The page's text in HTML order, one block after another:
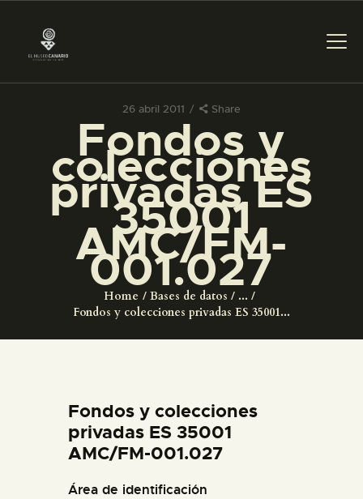
26 abril 2011 Share
Fondos y
colecciones
privadas ES
35001
AMC/FM-
001.027
Home Bases de datos
...
Fondos y colecciones privadas ES 35001...
PREPARAR LA VISITA
ACTIVIDADES
█
EL MUSEO
ESPAÑOL
Fondos y colecciones
privadas ES 35001
AMC/FM-001.027
Área de identificación